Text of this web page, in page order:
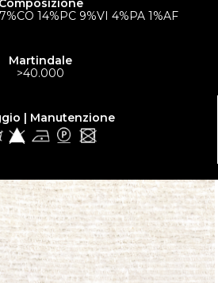
Composizione
14%PC 9%VI 4%PA 1%AF
Martindale
>40.000
| Manutenzione